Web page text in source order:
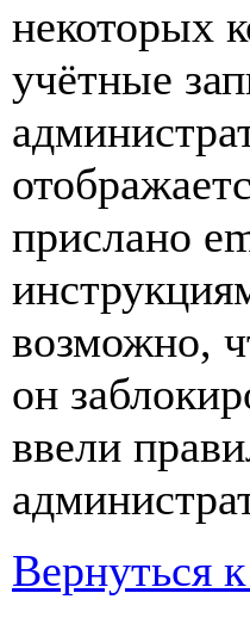
некоторых
учётные
прислано
возможно,
он
ввели
Вернуться